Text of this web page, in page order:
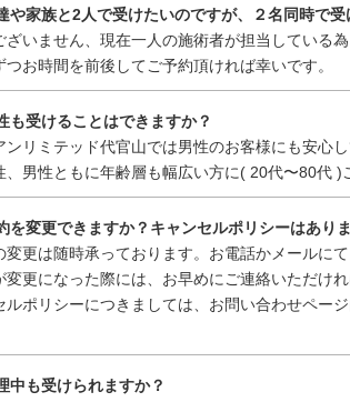
家族と2人で受けたいのですが、２名同時で受
いません、現在一人の施術者が担当している
お時間を前後してご予約頂ければ幸いです。
受けることはできますか？
リミテッド代官山では男性のお客様にも安心し
男性ともに年齢層も幅広い方に( 20代〜80代 )
変更できますか？キャンセルポリシーはあり
更は随時承っております。お電話かメールにて
更になった際には、お早めにご連絡いただけれ
ポリシーにつきましては、お問い合わせページ
も受けられますか？